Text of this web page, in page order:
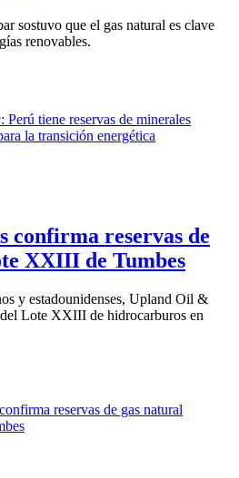
sostuvo que el gas natural es clave
renovables.
confirma reservas de
XXIII de Tumbes
y estadounidenses, Upland Oil &
Lote XXIII de hidrocarburos en